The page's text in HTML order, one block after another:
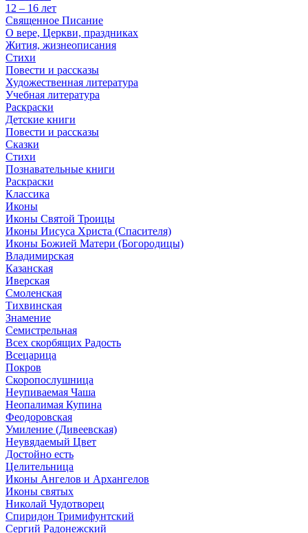
12 – 16 лет
Священное Писание
О вере, Церкви, праздниках
Жития, жизнеописания
Стихи
Повести и рассказы
Художественная литература
Учебная литература
Раскраски
Детские книги
Повести и рассказы
Сказки
Стихи
Познавательные книги
Раскраски
Классика
Иконы
Иконы Святой Троицы
Иконы Иисуса Христа (Спасителя)
Иконы Божией Матери (Богородицы)
Владимирская
Казанская
Иверская
Смоленская
Тихвинская
Знамение
Семистрельная
Всех скорбящих Радость
Всецарица
Покров
Скоропослушница
Неупиваемая Чаша
Неопалимая Купина
Феодоровская
Умиление (Дивеевская)
Неувядаемый Цвет
Достойно есть
Целительница
Иконы Ангелов и Архангелов
Иконы святых
Николай Чудотворец
Спиридон Тримифунтский
Сергий Радонежский